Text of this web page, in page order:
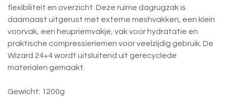
flexibiliteit en overzicht. Deze ruime dagrugzak is
daarnaast uitgerust met externe meshvakken, een klein
voorvak, een heupriemvakje, vak voor hydratatie en
praktische compressieriemen voor veelzijdig gebruik. De
Wizard 24+4 wordt uitsluitend uit gerecyclede
materialen gemaakt.
Gewicht: 1200g